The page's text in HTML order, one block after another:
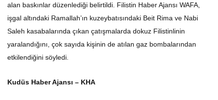
alan baskınlar düzenlediği belirtildi. Filistin Haber Ajansı WAFA,
işgal altındaki Ramallah’ın kuzeybatısındaki Beit Rima ve Nabi
Saleh kasabalarında çıkan çatışmalarda dokuz Filistinlinin
yaralandığını, çok sayıda kişinin de atılan gaz bombalarından
etkilendiğini söyledi.
Kudüs Haber Ajansı – KHA